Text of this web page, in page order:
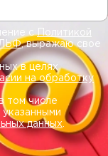
сПолитикой
, выражаю свое
в целях
на обработку
том числе
данных